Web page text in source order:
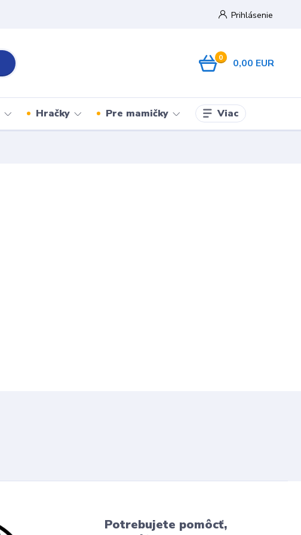
Prihlásenie
0 0,00 EUR
Hračky Pre mamičky Viac
Potrebujete pomôcť,